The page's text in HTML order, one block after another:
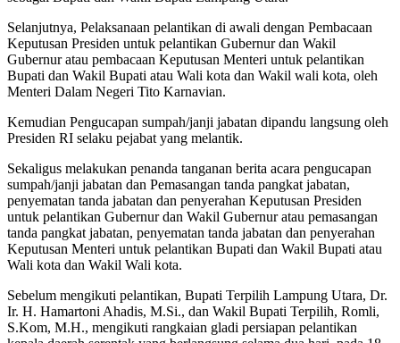
Selanjutnya, Pelaksanaan pelantikan di awali dengan Pembacaan
Keputusan Presiden untuk pelantikan Gubernur dan Wakil
Gubernur atau pembacaan Keputusan Menteri untuk pelantikan
Bupati dan Wakil Bupati atau Wali kota dan Wakil wali kota, oleh
Menteri Dalam Negeri Tito Karnavian.
Kemudian Pengucapan sumpah/janji jabatan dipandu langsung oleh
Presiden RI selaku pejabat yang melantik.
Sekaligus melakukan penanda tanganan berita acara pengucapan
sumpah/janji jabatan dan Pemasangan tanda pangkat jabatan,
penyematan tanda jabatan dan penyerahan Keputusan Presiden
untuk pelantikan Gubernur dan Wakil Gubernur atau pemasangan
tanda pangkat jabatan, penyematan tanda jabatan dan penyerahan
Keputusan Menteri untuk pelantikan Bupati dan Wakil Bupati atau
Wali kota dan Wakil Wali kota.
Sebelum mengikuti pelantikan, Bupati Terpilih Lampung Utara, Dr.
Ir. H. Hamartoni Ahadis, M.Si., dan Wakil Bupati Terpilih, Romli,
S.Kom, M.H., mengikuti rangkaian gladi persiapan pelantikan